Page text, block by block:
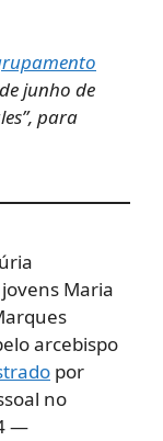
junho de
para
Maria
arcebispo
por
no
—